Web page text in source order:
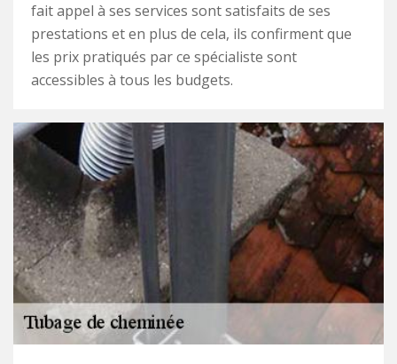
fait appel à ses services sont satisfaits de ses
prestations et en plus de cela, ils confirment que
les prix pratiqués par ce spécialiste sont
accessibles à tous les budgets.